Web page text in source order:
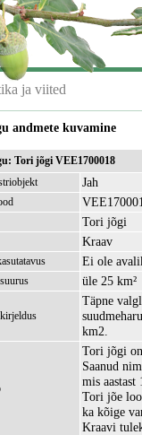
ja viited
andmete kuvamine
Tori jõgi VEE1700018
Jah
Tori jõgi
Kraav
Ei ole
üle 25 km²
Täpne
km2.
Tori jõgi
Saanud
mis aastast
Tori jõe
ka kõige
Kraavi